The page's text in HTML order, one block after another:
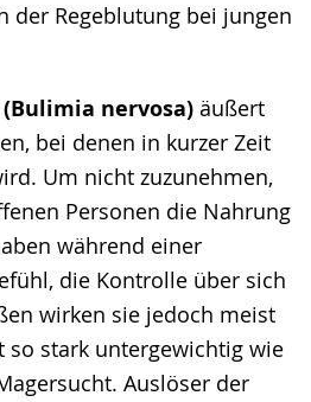
der Regeblutung bei jungen
(Bulimia nervosa) äußert
bei denen in kurzer Zeit
Um nicht zuzunehmen,
Personen die Nahrung
während einer
die Kontrolle über sich
wirken sie jedoch meist
stark untergewichtig wie
Auslöser der